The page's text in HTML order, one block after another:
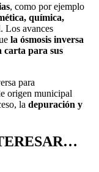
, como por ejemplo
química,
Los avances
la ósmosis inversa
carta para sus
para
origen municipal
la depuración y